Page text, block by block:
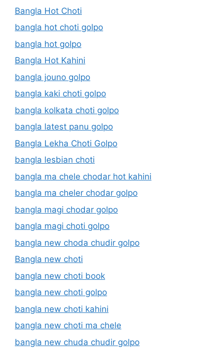
Bangla Hot Choti
bangla hot choti golpo
bangla hot golpo
Bangla Hot Kahini
bangla jouno golpo
bangla kaki choti golpo
bangla kolkata choti golpo
bangla latest panu golpo
Bangla Lekha Choti Golpo
bangla lesbian choti
bangla ma chele chodar hot kahini
bangla ma cheler chodar golpo
bangla magi chodar golpo
bangla magi choti golpo
bangla new choda chudir golpo
Bangla new choti
bangla new choti book
bangla new choti golpo
bangla new choti kahini
bangla new choti ma chele
bangla new chuda chudir golpo